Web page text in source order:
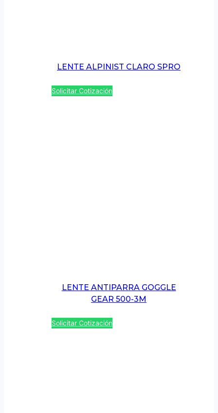
LENTE ALPINIST CLARO SPRO
Solicitar Cotización
LENTE ANTIPARRA GOGGLE
GEAR 500-3M
Solicitar Cotización